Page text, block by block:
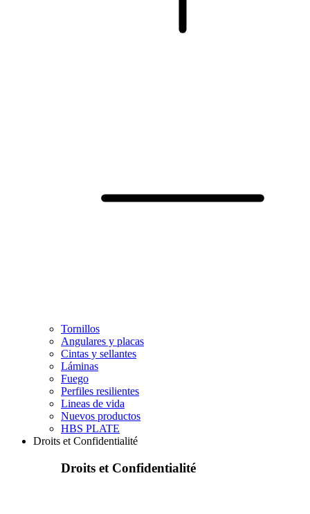
Tornillos
Angulares y placas
Cintas y sellantes
Láminas
Fuego
Perfiles resilientes
Lineas de vida
Nuevos productos
HBS PLATE
Droits et Confidentialité
Droits et Confidentialité